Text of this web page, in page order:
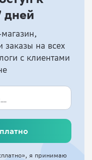
дней
заказы на всех
с клиентами
я принимаю